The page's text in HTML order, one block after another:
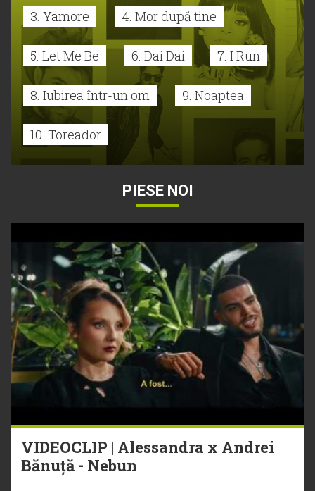
3. Yamore 4. Mor după tine
5. Let Me Be 6. Dai Dai 7. I Run
8. Iubirea într-un om 9. Noaptea
10. Toreador
PIESE NOI
VIDEOCLIP | Alessandra x Andrei
Bănuță - Nebun